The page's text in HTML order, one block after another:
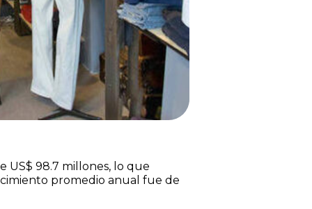
US$ 98.7 millones, lo que
promedio anual fue de